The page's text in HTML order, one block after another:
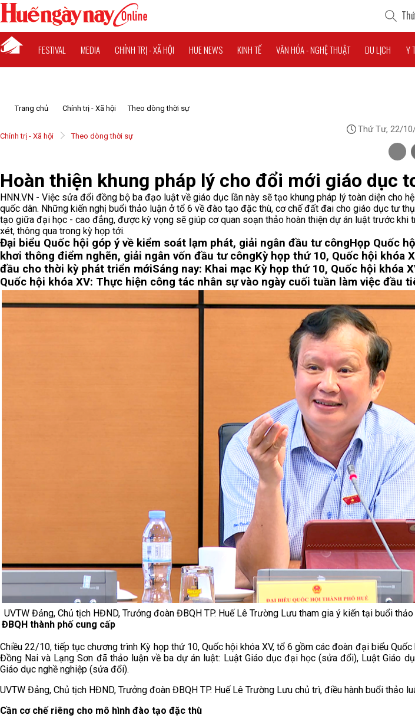
FESTIVAL MEDIA CHÍNH TRỊ - XÃ HỘI HUE NEWS KINH TẾ VĂN HÓA - NGHỆ THUẬT DU LỊCH Y
Trang chủ Chính trị - Xã hội Theo dòng thời sự
Chính trị - Xã hội Theo dòng thời sự
Thứ Tư, 22/
Hoàn thiện khung pháp lý cho đổi mới giáo dục
HNN.VN - Việc sửa đổi đồng bộ ba đạo luật về giáo dục lần này sẽ tạo khung pháp lý toàn diện cho
quốc dân. Những kiến nghị buổi thảo luận ở tổ 6 về đào tạo đặc thù, cơ chế đất đai cho giáo dục tư
tạo giữa đại học - cao đẳng, được kỳ vọng sẽ giúp cơ quan soạn thảo hoàn thiện dự án luật trước khi
xét, thông qua trong kỳ họp tới.
Đại biểu Quốc hội góp ý về kiểm soát lạm phát, giải ngân đầu tư côngHọp Quốc
khơi thông điểm nghẽn, giải ngân vốn đầu tư côngKỳ họp thứ 10, Quốc hội khóa
đầu cho thời kỳ phát triển mớiSáng nay: Khai mạc Kỳ họp thứ 10, Quốc hội khóa
Quốc hội khóa XV: Thực hiện công tác nhân sự vào ngày cuối tuần làm việc đầu
UVTW Đảng, Chủ tịch HĐND, Trưởng đoàn ĐBQH TP. Huế Lê Trường Lưu tham gia ý kiến tại buổi thảo
ĐBQH thành phố cung cấp
Chiều 22/10, tiếp tục chương trình Kỳ họp thứ 10, Quốc hội khóa XV, tổ 6 gồm các đoàn đại biểu Quốc
Đồng Nai và Lạng Sơn đã thảo luận về ba dự án luật: Luật Giáo dục đại học (sửa đổi), Luật Giáo
Giáo dục nghề nghiệp (sửa đổi).
UVTW Đảng, Chủ tịch HĐND, Trưởng đoàn ĐBQH TP. Huế Lê Trường Lưu chủ trì, điều hành buổi thảo
Cần cơ chế riêng cho mô hình đào tạo đặc thù